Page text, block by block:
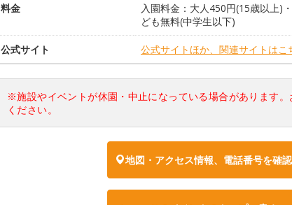
料金
入園料金：大人450円(15歳以上)
ども無料(中学生以下)
公式サイト 公式サイトほか、関連サイトはこ
※施設やイベントが休園・中止になっている場合があります
ください。
地図・アクセス情報、電話番号を確